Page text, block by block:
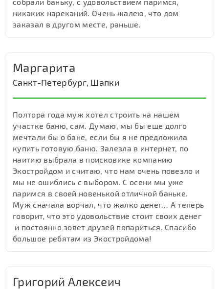
никаких нареканий. Очень жалею, что дом
заказал в другом месте, раньше.
Маргарита
Санкт-Петербург, Шапки
Полтора года муж хотел строить на нашем
участке баню, сам. Думаю, мы бы еще долго
мечтали бы о бане, если бы я не предложила
купить готовую баню. Залезла в интернет, по
наитию выбрала в поисковике компанию
Экостройдом и считаю, что нам очень повезло и
мы не ошиблись с выбором. С осени мы уже
паримся в своей новенькой отличной баньке.
Муж сначала ворчал, что жалко денег… А теперь
говорит, что это удовольствие стоит своих денег
и постоянно зовет друзей попариться. Спасибо
большое ребятам из Экостройдома!
Григорий Алексеич